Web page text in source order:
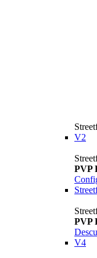
V2
PVP
PVP
V4